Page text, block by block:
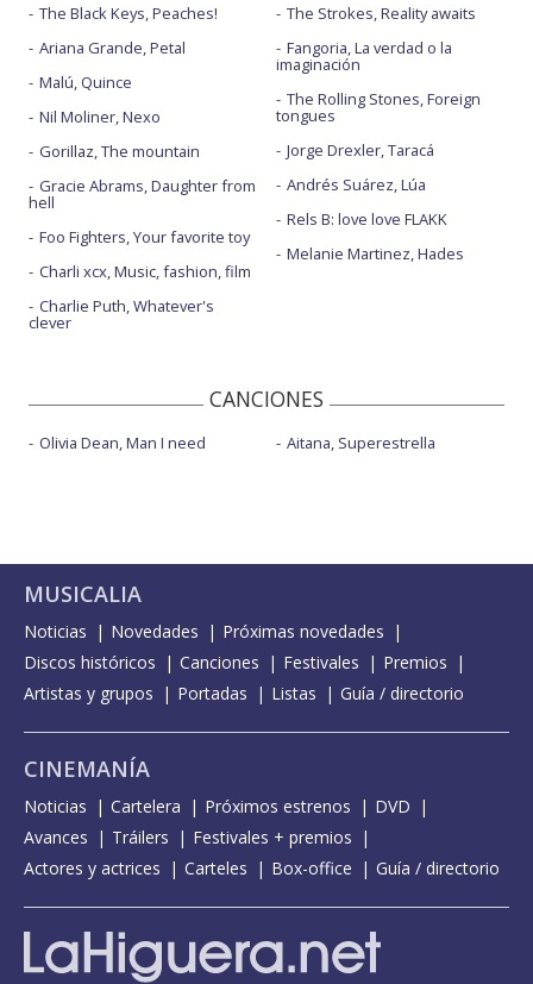
The Black Keys, Peaches!
Ariana Grande, Petal
Malú, Quince
Nil Moliner, Nexo
Gorillaz, The mountain
Gracie Abrams, Daughter from
hell
Foo Fighters, Your favorite toy
Charli xcx, Music, fashion, film
Charlie Puth, Whatever's
clever
The Strokes, Reality awaits
Fangoria, La verdad o la
imaginación
The Rolling Stones, Foreign
tongues
Jorge Drexler, Taracá
Andrés Suárez, Lúa
Rels B: love love FLAKK
Melanie Martinez, Hades
CANCIONES
Olivia Dean, Man I need Aitana, Superestrella
MUSICALIA
Noticias Novedades
Próximas novedades
Discos históricos
Canciones Festivales
Premios
Artistas y grupos
Portadas Listas Guía / directorio
CINEMANÍA
Noticias Cartelera Próximos estrenos
DVD
Avances
Tráilers
Festivales + premios
Actores y actrices
Carteles Box-office Guía / directorio